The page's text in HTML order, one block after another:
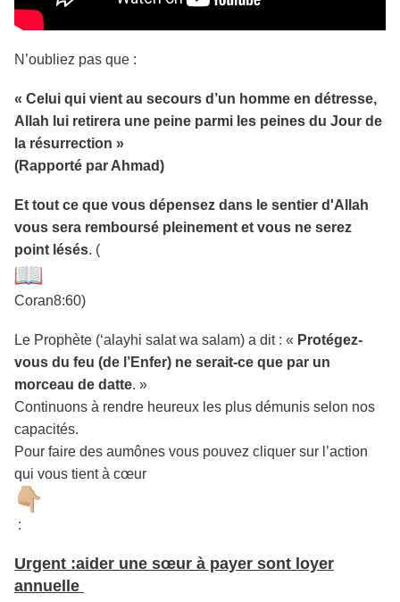
N’oubliez pas que :
« Celui qui vient au secours d’un homme en détresse,
Allah lui retirera une peine parmi les peines du Jour de
la résurrection »
(Rapporté par Ahmad)
Et tout ce que vous dépensez dans le sentier d'Allah
vous sera remboursé pleinement et vous ne serez
point lésés. (
Coran8:60)
Le Prophète (‘alayhi salat wa salam) a dit : « Protégez-
vous du feu (de l’Enfer) ne serait-ce que par un
morceau de datte. »
Continuons à rendre heureux les plus démunis selon nos
capacités.
Pour faire des aumônes vous pouvez cliquer sur l’action
qui vous tient à cœur
:
Urgent :aider une sœur à payer sont loyer
annuelle